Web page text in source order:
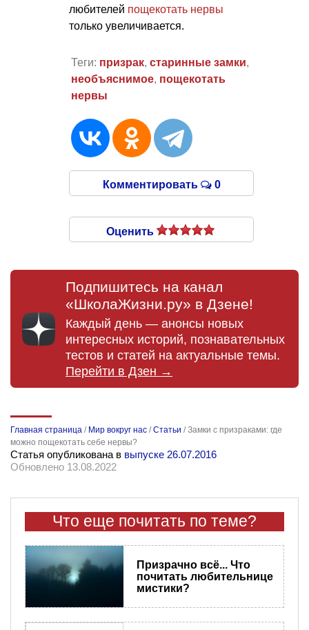
любителей пощекотать нервы
только увеличивается.
Теги: призрак, старинные замки,
необъяснимое, пощекотать
нервы
Комментировать 0
Оценить
Подпишитесь на канал
«ШколаЖизни.ру» в Дзене!
Каждый день — анонсы новых
интересных историй, познавательных
тестов и статей на актуальные темы.
Перейти в Дзен →
Главная страница / Мир вокруг нас /Статьи /Замки с призраками: где
можно пощекотать себе нервы?
Статья опубликована в выпуске 26.07.2016
Обновлено 13.08.2022
Что еще почитать по теме?
Призрачно всё... Что
почитать любительнице
мистики?